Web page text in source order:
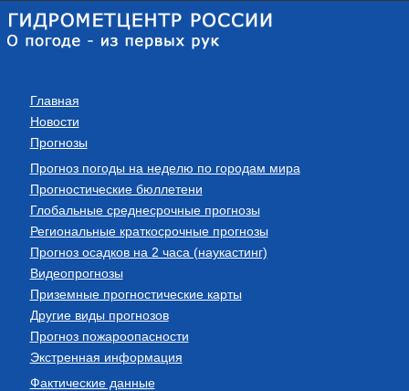
Главная
Новости
Прогнозы
Прогноз погоды на неделю по городам мира
Прогностические бюллетени
Глобальные среднесрочные прогнозы
Региональные краткосрочные прогнозы
Прогноз осадков на 2 часа (наукастинг)
Видеопрогнозы
Приземные прогностические карты
Другие виды прогнозов
Прогноз пожароопасности
Экстренная информация
Фактические данные